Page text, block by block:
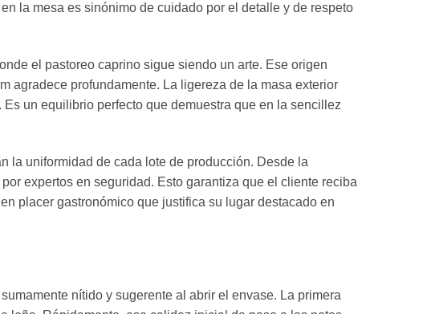
la mesa es sinónimo de cuidado por el detalle y de respeto
el pastoreo caprino sigue siendo un arte. Ese origen
agradece profundamente. La ligereza de la masa exterior
un equilibrio perfecto que demuestra que en la sencillez
la uniformidad de cada lote de producción. Desde la
expertos en seguridad. Esto garantiza que el cliente reciba
placer gastronómico que justifica su lugar destacado en
nítido y sugerente al abrir el envase. La primera